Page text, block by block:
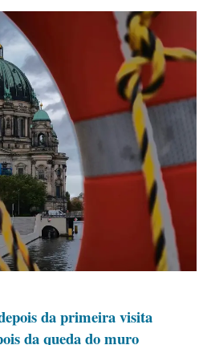
da primeira visita
da queda do muro